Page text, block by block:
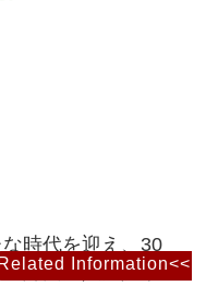
時代を迎え、30
財団法人愛媛県
Related Information<<